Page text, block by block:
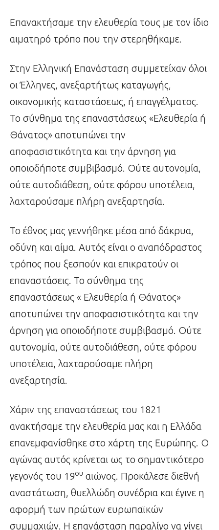
Επανακτήσαμε την ελευθερία τους με τον ίδιο
αιματηρό τρόπο που την στερηθήκαμε.
Στην Ελληνική Επανάσταση συμμετείχαν όλοι
οι Έλληνες, ανεξαρτήτως καταγωγής,
οικονομικής καταστάσεως, ή επαγγέλματος.
Το σύνθημα της επαναστάσεως «Ελευθερία ή
Θάνατος» αποτυπώνει την
αποφασιστικότητα και την άρνηση για
οποιοδήποτε συμβιβασμό. Ούτε αυτονομία,
ούτε αυτοδιάθεση, ούτε φόρου υποτέλεια,
λαχταρούσαμε πλήρη ανεξαρτησία.
Το έθνος μας γεννήθηκε μέσα από δάκρυα,
οδύνη και αίμα. Αυτός είναι ο αναπόδραστος
τρόπος που ξεσπούν και επικρατούν οι
επαναστάσεις. Το σύνθημα της
επαναστάσεως « Ελευθερία ή Θάνατος»
αποτυπώνει την αποφασιστικότητα και την
άρνηση για οποιοδήποτε συμβιβασμό. Ούτε
αυτονομία, ούτε αυτοδιάθεση, ούτε φόρου
υποτέλεια, λαχταρούσαμε πλήρη
ανεξαρτησία.
Χάριν της επαναστάσεως του 1821
ανακτήσαμε την ελευθερία μας και η Ελλάδα
επανεμφανίσθηκε στο χάρτη της Ευρώπης. Ο
αγώνας αυτός κρίνεται ως το σημαντικότερο
γεγονός του 19ου αιώνος. Προκάλεσε διεθνή
αναστάτωση, θυελλώδη συνέδρια και έγινε η
αφορμή των πρώτων ευρωπαϊκών
συμμαχιών. Η επανάσταση παραλίγο να γίνει